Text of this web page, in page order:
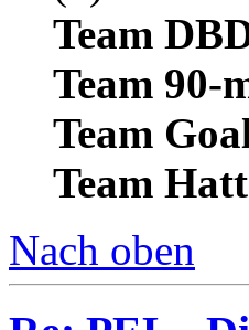
Team
Team 90-
Team
Team
Nach oben